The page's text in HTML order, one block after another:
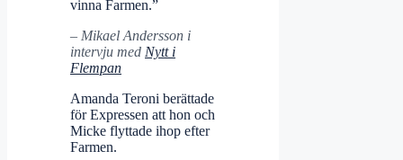
vinna Farmen.”
– Mikael Andersson i
intervju med Nytt i
Flempan
Amanda Teroni berättade
för Expressen att hon och
Micke flyttade ihop efter
Farmen.